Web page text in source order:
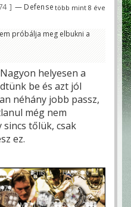
több mint 8 éve
— Defense
próbálja meg elbukni a
helyesen a
be és azt jól
néhány jobb passz,
még nem
tőlük, csak
ez.